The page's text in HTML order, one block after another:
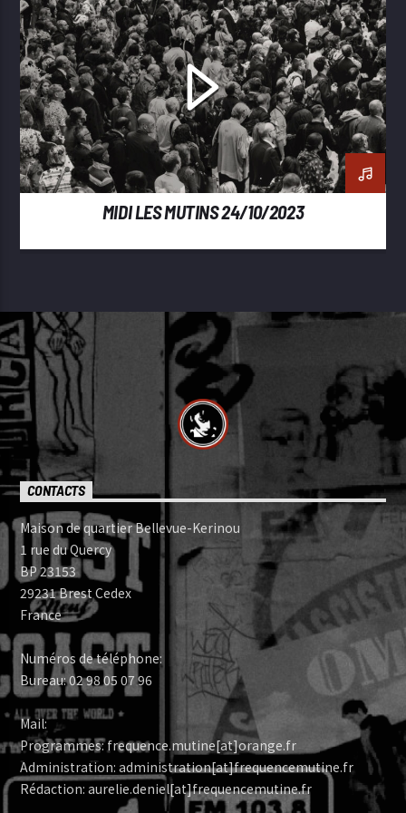
MIDI LES MUTINS 24/10/2023
CONTACTS
Maison de quartier Bellevue-Kerinou
1 rue du Quercy
BP 23153
29231 Brest Cedex
France
Numéros de téléphone:
Bureau: 02 98 05 07 96
Mail:
Programmes: frequence.mutine[at]orange.fr
Administration: administration[at]frequencemutine.fr
Rédaction: aurelie.deniel[at]frequencemutine.fr